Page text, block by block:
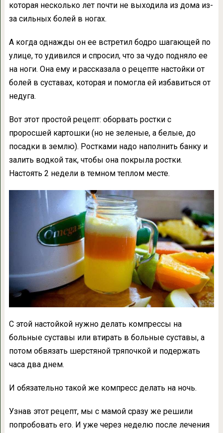
которая несколько лет почти не выходила из дома из-
за сильных болей в ногах.
А когда однажды он ее встретил бодро шагающей по
улице, то удивился и спросил, что за чудо подняло ее
на ноги. Она ему и рассказала о рецепте настойки от
болей в суставах, которая и помогла ей избавиться от
недуга.
Вот этот простой рецепт: оборвать ростки с
проросшей картошки (но не зеленые, а белые, до
посадки в землю). Ростками надо наполнить банку и
залить водкой так, чтобы она покрыла ростки.
Настоять 2 недели в темном теплом месте.
С этой настойкой нужно делать компрессы на
больные суставы или втирать в больные суставы, а
потом обвязать шерстяной тряпочкой и подержать
часа два днем.
И обязательно такой же компресс делать на ночь.
Узнав этот рецепт, мы с мамой сразу же решили
попробовать его. И уже через неделю после лечения